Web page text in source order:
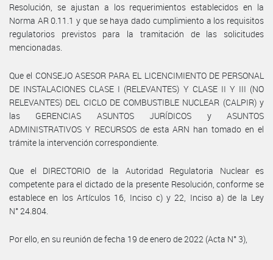
Resolución, se ajustan a los requerimientos establecidos en la
Norma AR 0.11.1 y que se haya dado cumplimiento a los requisitos
regulatorios previstos para la tramitación de las solicitudes
mencionadas.
Que el CONSEJO ASESOR PARA EL LICENCIMIENTO DE PERSONAL
DE INSTALACIONES CLASE I (RELEVANTES) Y CLASE II Y III (NO
RELEVANTES) DEL CICLO DE COMBUSTIBLE NUCLEAR (CALPIR) y
las GERENCIAS ASUNTOS JURÍDICOS y ASUNTOS
ADMINISTRATIVOS Y RECURSOS de esta ARN han tomado en el
trámite la intervención correspondiente.
Que el DIRECTORIO de la Autoridad Regulatoria Nuclear es
competente para el dictado de la presente Resolución, conforme se
establece en los Artículos 16, Inciso c) y 22, Inciso a) de la Ley
N° 24.804.
Por ello, en su reunión de fecha 19 de enero de 2022 (Acta N° 3),